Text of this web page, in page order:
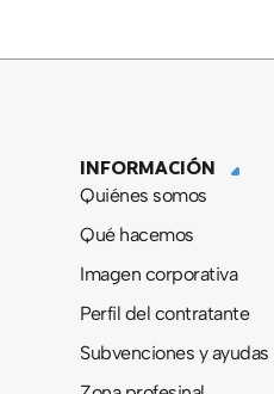
INFORMACIÓN
Quiénes somos
Qué hacemos
Imagen corporativa
Perfil del contratante
Subvenciones y ayudas